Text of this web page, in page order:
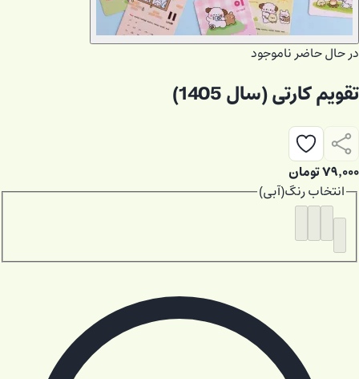
در حال حاضر ناموجود
تقویم کارتی (سال 1405)
۷۹٬۰۰۰تومان
انتخابرنگ(آبی)